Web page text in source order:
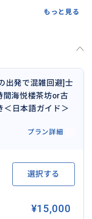
に悩まされること
もっと見る
出発で混雑回避]士
間海悦楼茶坊or古
＜日本語ガイド＞
プラン詳細
選択する
¥15,000